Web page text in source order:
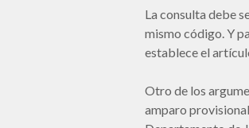
La consulta debe
mismo código. Y
establece el
Otro de los
amparo